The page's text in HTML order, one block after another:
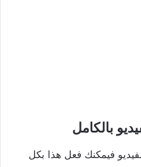
بالكامل
فيمكنك فعل هذا بكل